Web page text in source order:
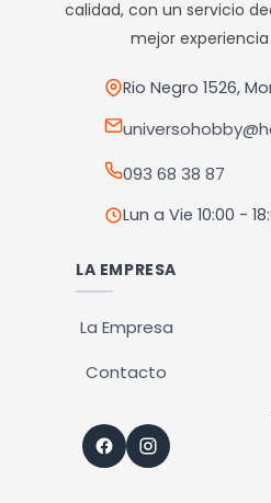
pueden
en
la
de
producto
calidad, con un servicio
mejor
Rio Negro 1526,
093 68 38 87
Lun a Vie 10:00 -
LA EMPRESA
La Empresa
Contacto